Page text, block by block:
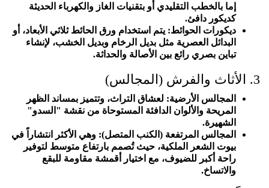
إما بالخطب التقليدي أو بتقنيات الغاز والكهرباء الحديثة
كديكور دافئ.
ديكورات الحوائط: يتم استخدام ورق الحائط ثلاثي الأبعاد، أو
البدائل العصرية مثل بديل الرخام وبديل الخشب، لإنشاء
تباين بصري رائع بين الأصالة والحداثة.
المجالس الأرضية: لعشاق التراث، وتتميز بمساند الظهر
المريحة والألوان الدافئة المستوحاة من نقشة "السدو"
الشهيرة.
المجالس المرتفعة (الكنب المتصل): وهي الأكثر انتشاراً في
بيوت الشعر الملكية، حيث تُصمم بارتفاع متوسط لتوفير
راحة أكبر للضيوف، مع اختيار أقمشة مقاومة للبقع
والاتساخ.